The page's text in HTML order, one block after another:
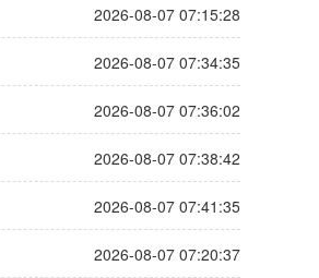
2026-08-07 07:15:28
2026-08-07 07:34:35
2026-08-07 07:36:02
2026-08-07 07:38:42
2026-08-07 07:41:35
2026-08-07 07:20:37